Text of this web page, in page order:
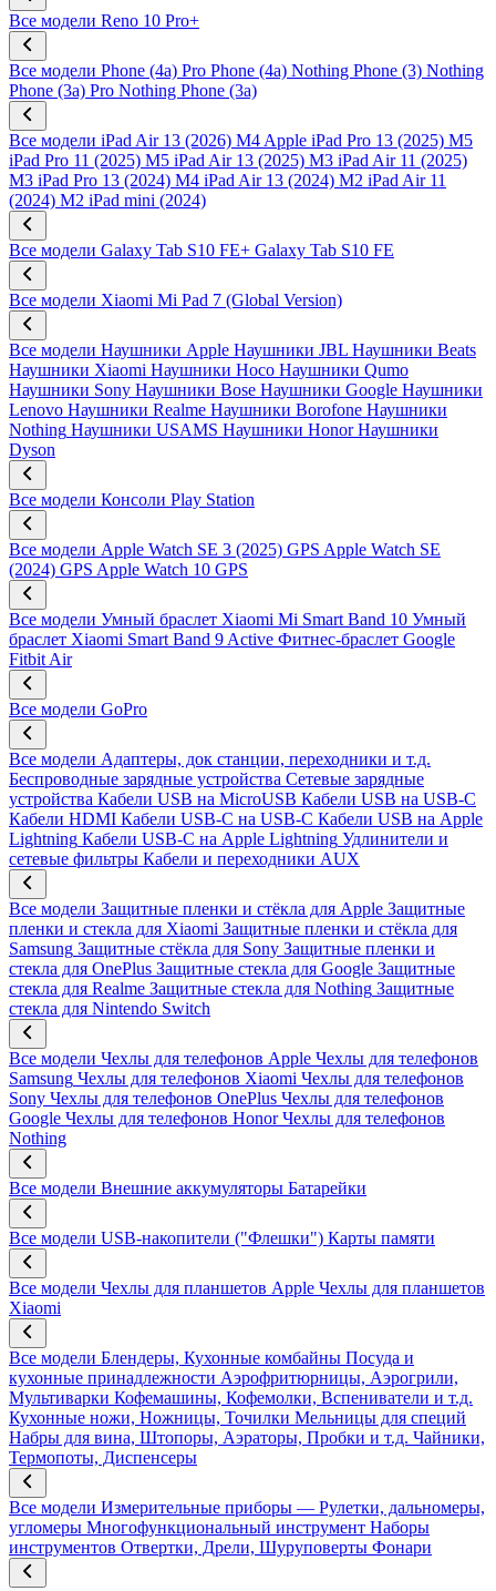
Все модели Reno 10 Pro+
Все модели Phone (4a) Pro Phone (4a) Nothing Phone (3) Nothing
Phone (3a) Pro Nothing Phone (3a)
Все модели iPad Air 13 (2026) M4 Apple iPad Pro 13 (2025) M5
iPad Pro 11 (2025) M5 iPad Air 13 (2025) M3 iPad Air 11 (2025)
M3 iPad Pro 13 (2024) M4 iPad Air 13 (2024) M2 iPad Air 11
(2024) M2 iPad mini (2024)
Все модели Galaxy Tab S10 FE+ Galaxy Tab S10 FE
Все модели Xiaomi Mi Pad 7 (Global Version)
Все модели Наушники Apple Наушники JBL Наушники Beats
Наушники Xiaomi Наушники Hoco Наушники Qumo
Наушники Sony Наушники Bose Наушники Google Наушники
Lenovo Наушники Realme Наушники Borofone Наушники
Nothing Наушники USAMS Наушники Honor Наушники
Dyson
Все модели Консоли Play Station
Все модели Apple Watch SE 3 (2025) GPS Apple Watch SE
(2024) GPS Apple Watch 10 GPS
Все модели Умный браслет Xiaomi Mi Smart Band 10 Умный
браслет Xiaomi Smart Band 9 Active Фитнес-браслет Google
Fitbit Air
Все модели GoPro
Все модели Адаптеры, док станции, переходники и т.д.
Беспроводные зарядные устройства Сетевые зарядные
устройства Кабели USB на MicroUSB Кабели USB на USB-C
Кабели HDMI Кабели USB-C на USB-C Кабели USB на Apple
Lightning Кабели USB-C на Apple Lightning Удлинители и
сетевые фильтры Кабели и переходники AUX
Все модели Защитные пленки и стёкла для Apple Защитные
пленки и стекла для Xiaomi Защитные пленки и стёкла для
Samsung Защитные стёкла для Sony Защитные пленки и
стекла для OnePlus Защитные стекла для Google Защитные
стекла для Realme Защитные стекла для Nothing Защитные
стекла для Nintendo Switch
Все модели Чехлы для телефонов Apple Чехлы для телефонов
Samsung Чехлы для телефонов Xiaomi Чехлы для телефонов
Sony Чехлы для телефонов OnePlus Чехлы для телефонов
Google Чехлы для телефонов Honor Чехлы для телефонов
Nothing
Все модели Внешние аккумуляторы Батарейки
Все модели USB-накопители ("Флешки") Карты памяти
Все модели Чехлы для планшетов Apple Чехлы для планшетов
Xiaomi
Все модели Блендеры, Кухонные комбайны Посуда и
кухонные принадлежности Аэрофритюрницы, Аэрогрили,
Мультиварки Кофемашины, Кофемолки, Вспениватели и т.д.
Кухонные ножи, Ножницы, Точилки Мельницы для специй
Набры для вина, Штопоры, Аэраторы, Пробки и т.д. Чайники,
Термопоты, Диспенсеры
Все модели Измерительные приборы — Рулетки, дальномеры,
угломеры Многофункциональный инструмент Наборы
инструментов Отвертки, Дрели, Шуруповерты Фонари